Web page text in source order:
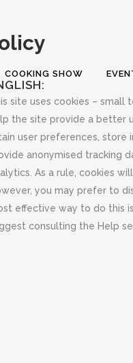
COOKING SHOW
site uses cookies – small
the site provide a better
user preferences, store
anonymised tracking
As a rule, cookies
you may prefer to
effective way to do this
consulting the Help